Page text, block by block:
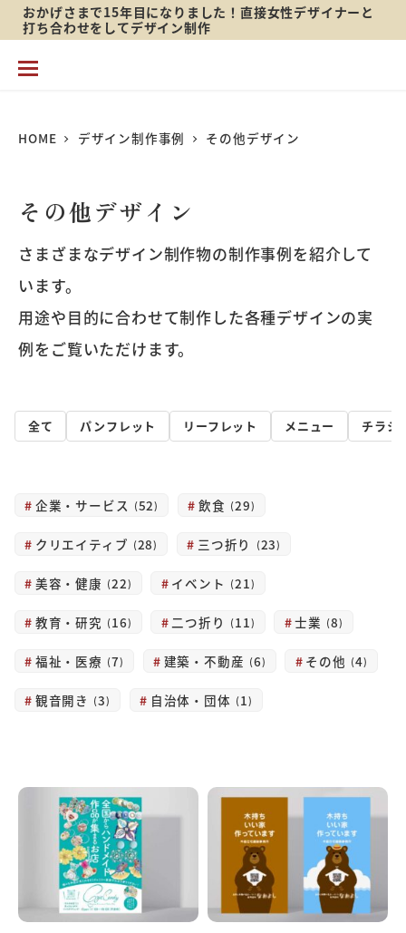
イ
おかげさまで15年目になりました！直接女性デザイナーと
打ち合わせをしてデザイン制作
HOME デザイン制作事例 その他デザイン
その他デザイン
さまざまなデザイン制作物の制作事例を紹介して
います。
用途や目的に合わせて制作した各種デザインの実
例をご覧いただけます。
全て パンフレット リーフレット メニュー チラシ
企業・サービス 52 飲食 29
クリエイティブ 28 三つ折り 23
美容・健康 22 イベント 21
教育・研究 16 二つ折り 11 士業 8
福祉・医療 7 建築・不動産 6 その他 4
観音開き 3 自治体・団体 1